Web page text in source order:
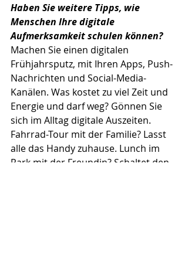
Haben Sie weitere Tipps, wie
Menschen Ihre digitale
Aufmerksamkeit schulen können?
Machen Sie einen digitalen
Frühjahrsputz, mit Ihren Apps, Push-
Nachrichten und Social-Media-
Kanälen. Was kostet zu viel Zeit und
Energie und darf weg? Gönnen Sie
sich im Alltag digitale Auszeiten.
Fahrrad-Tour mit der Familie? Lasst
alle das Handy zuhause. Lunch im
Park mit der Freundin? Schaltet den